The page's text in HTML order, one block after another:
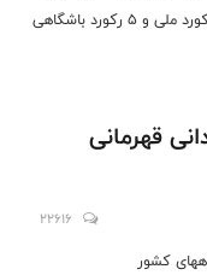
خرم آباد در مجموع دو مرحله و شکسته شدن سه رکورد ملی و ۵ رکورد باشگاهی
قهرمانی
22616
کشور